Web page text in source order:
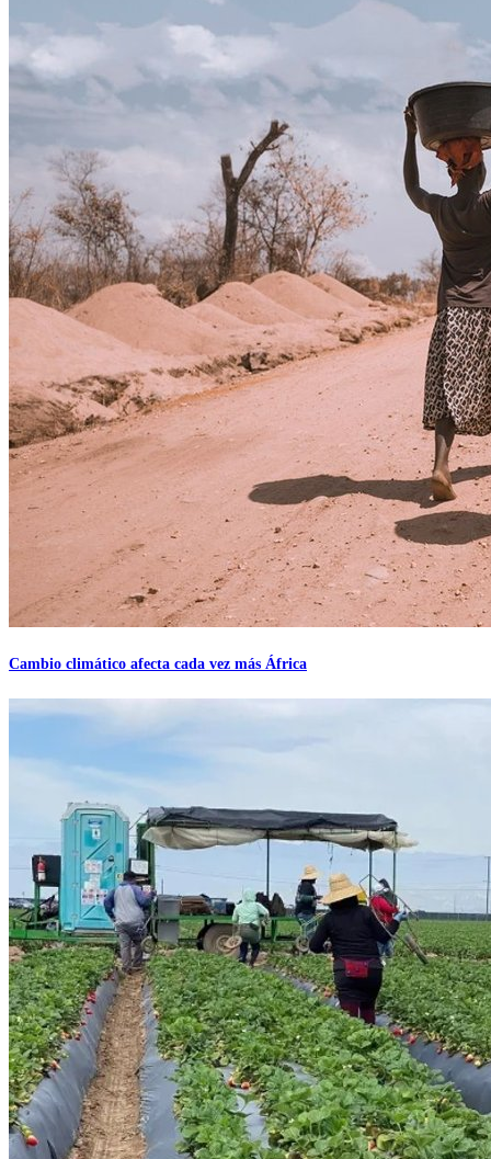
Cambio climático afecta cada vez más África